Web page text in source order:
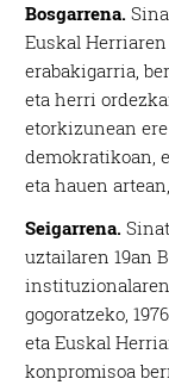
Bosgarrena.
Euskal
erabakigarria,
eta herri
etorkizunean
demokratikoan,
eta hauen
Seigarrena.
uztailaren 19an
gogoratzeko,
eta Euskal
konpromisoa